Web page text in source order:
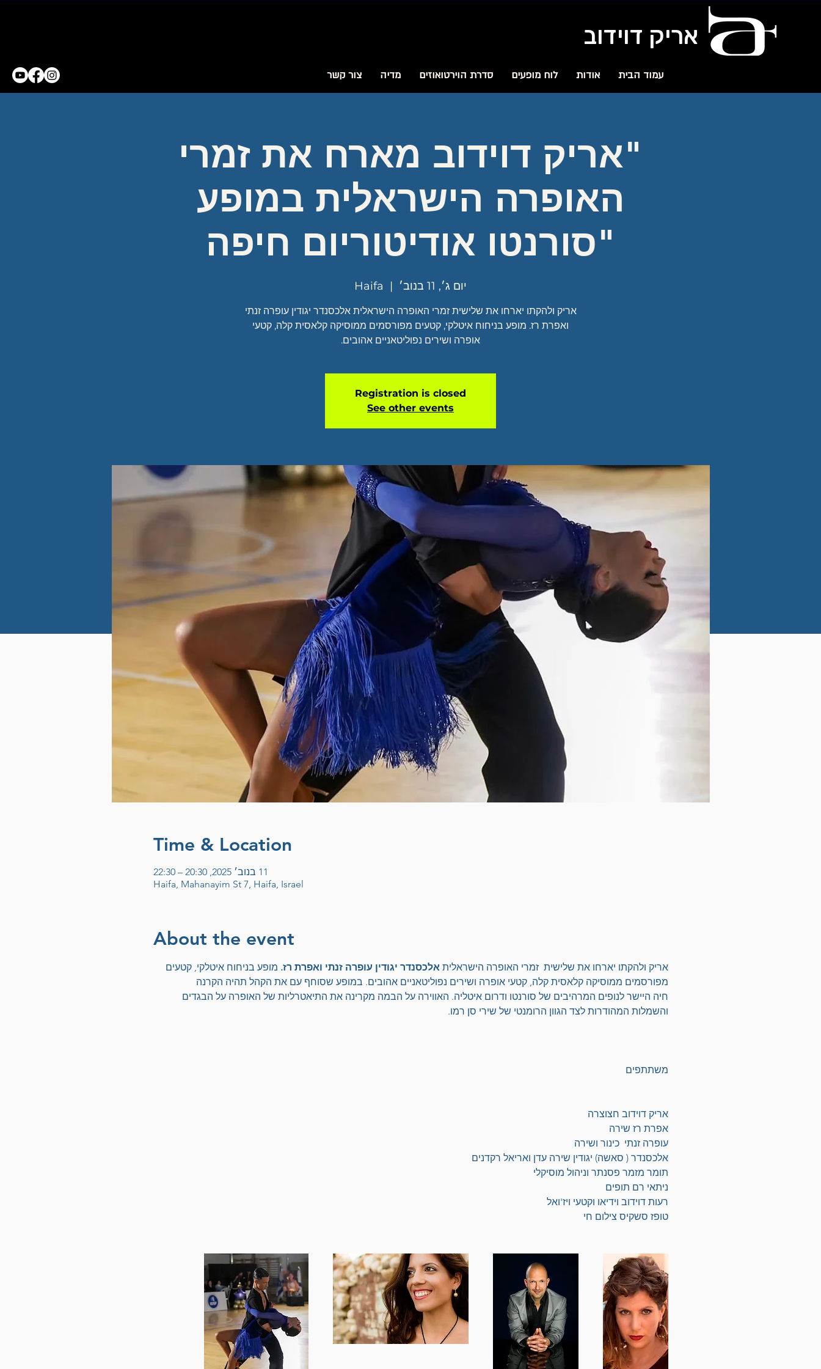
אריק דוידוב
עמוד הבית אודות לוח מופעים סדרת הוירטואוזים מדיה צור קשר
"אריק דוידוב מארח את זמרי
האופרה הישראלית במופע
"סורנטו אודיטוריום חיפה
יום ג׳, 11 בנוב׳
  |
Haifa
אריק ולהקתו יארחו את שלישית זמרי האופרה הישראלית אלכסנדר יגודין עופרה זנתי
ואפרת רז. מופע בניחוח איטלקי, קטעים מפורסמים ממוסיקה קלאסית קלה, קטעי
אופרה ושירים נפוליטאניים אהובים.
Registration is closed
See other events
Time & Location
11 בנוב׳ 2025, 20:30 – 22:30
Haifa, Mahanayim St 7, Haifa, Israel
About the event
אריק ולהקתו יארחו את שלישית  זמרי האופרה הישראלית אלכסנדר יגודין עופרה זנתי ואפרת רז. מופע בניחוח איטלקי, קטעים
מפורסמים ממוסיקה קלאסית קלה, קטעי אופרה ושירים נפוליטאניים אהובים. במופע שסוחף עם את הקהל תהיה הקרנה
חיה היישר לנופים המרהיבים של סורנטו ודרום איטליה. האווירה על הבמה מקרינה את התיאטרליות של האופרה על הבגדים
והשמלות המהודרות לצד הגוון הרומנטי של שירי סן רמו.
משתתפים
אריק דוידוב חצוצרה
אפרת רז שירה
עופרה זנתי  כינור ושירה
אלכסנדר ( סאשה) יגודין שירה עדן ואריאל רקדנים
תומר מזמר פסנתר וניהול מוסיקלי
ניתאי רם תופים
רעות דוידוב וידיאו וקטעי ויז'ואל
טופז סשקיס צילום חי